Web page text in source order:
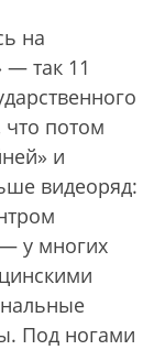
на
— так 11
что потом
и
видеоряд:
у многих
Под ногами